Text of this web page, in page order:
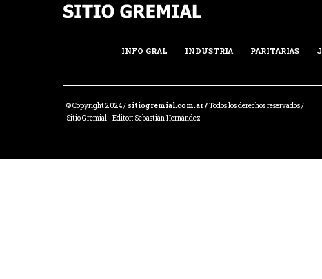
INFO GRAL INDUSTRIA PARITARIAS
© Copyright 2024 / sitiogremial.com.ar /Todos los derechos reservados /
Sitio Gremial - Editor: Sebastián Hernández